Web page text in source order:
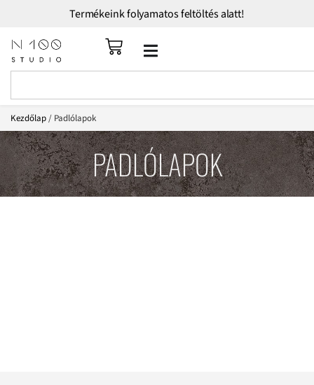
Termékeink folyamatos feltöltés alatt!
Kezdőlap/ Padlólapok
PADLÓLAPOK